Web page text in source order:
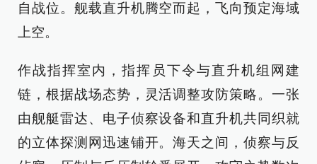
自战位。舰载直升机腾空而起，飞向预定海域
上空。
作战指挥室内，指挥员下令与直升机组网建
链，根据战场态势，灵活调整攻防策略。一张
由舰艇雷达、电子侦察设备和直升机共同织就
的立体探测网迅速铺开。海天之间，侦察与反